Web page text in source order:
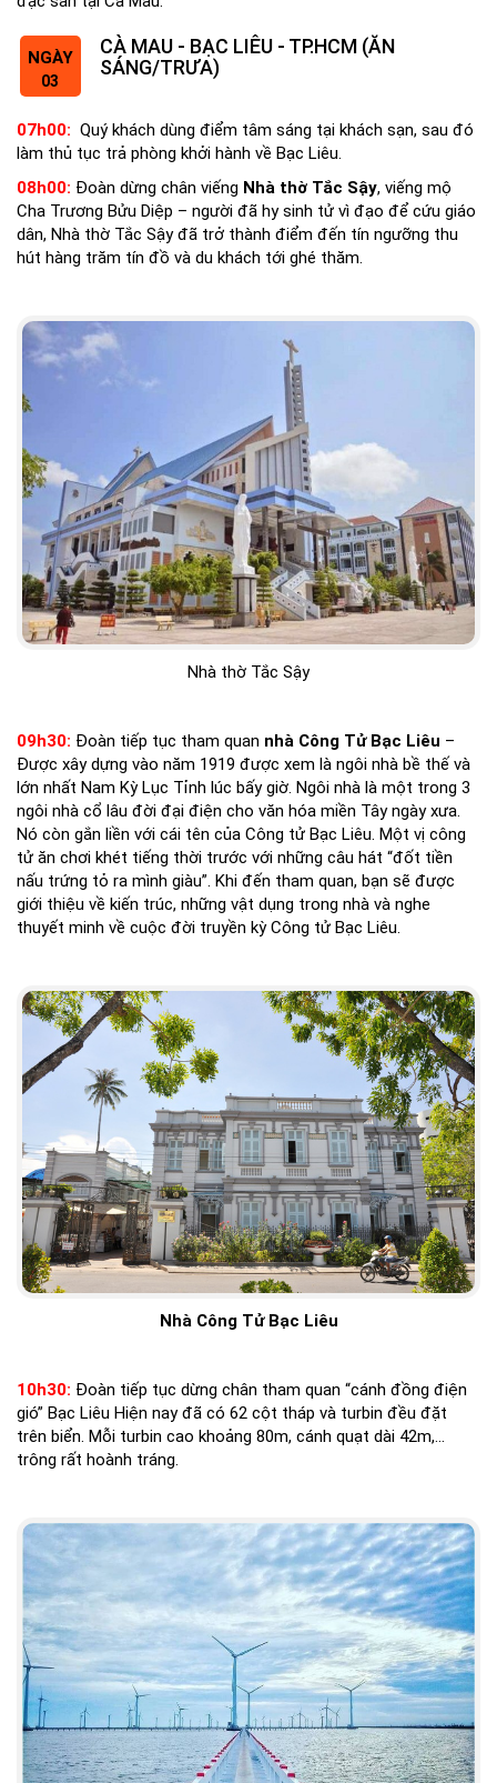
NGÀY
03
CÀ MAU - BẠC LIÊU - TP.HCM (ĂN
SÁNG/TRƯA)
07h00: Quý khách dùng điểm tâm sáng tại khách sạn, sau đó
làm thủ tục trả phòng khởi hành về Bạc Liêu.
08h00: Đoàn dừng chân viếng Nhà thờ Tắc Sậy, viếng mộ
Cha Trương Bửu Diệp – người đã hy sinh tử vì đạo để cứu giáo
dân, Nhà thờ Tắc Sậy đã trở thành điểm đến tín ngưỡng thu
hút hàng trăm tín đồ và du khách tới ghé thăm.
Nhà thờ Tắc Sậy
09h30: Đoàn tiếp tục tham quan nhà Công Tử Bạc Liêu –
Được xây dựng vào năm 1919 được xem là ngôi nhà bề thế và
lớn nhất Nam Kỳ Lục Tỉnh lúc bấy giờ. Ngôi nhà là một trong 3
ngôi nhà cổ lâu đời đại điện cho văn hóa miền Tây ngày xưa.
Nó còn gắn liền với cái tên của Công tử Bạc Liêu. Một vị công
tử ăn chơi khét tiếng thời trước với những câu hát “đốt tiền
nấu trứng tỏ ra mình giàu”. Khi đến tham quan, bạn sẽ được
giới thiệu về kiến trúc, những vật dụng trong nhà và nghe
thuyết minh về cuộc đời truyền kỳ Công tử Bạc Liêu.
Nhà Công Tử Bạc Liêu
10h30: Đoàn tiếp tục dừng chân tham quan “cánh đồng điện
gió” Bạc Liêu Hiện nay đã có 62 cột tháp và turbin đều đặt
trên biển. Mỗi turbin cao khoảng 80m, cánh quạt dài 42m,…
trông rất hoành tráng.